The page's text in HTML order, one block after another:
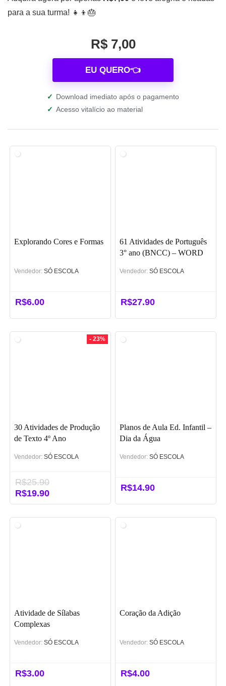
para a sua turma! 👧👦🎂
R$ 7,00
EU QUERO👈
✓ Download imediato após o pagamento
✓ Acesso vitalício ao material
Explorando Cores e Formas
Vendedor: SÓ ESCOLA
R$6.00
61 Atividades de Português
3° ano (BNCC) – WORD
Vendedor: SÓ ESCOLA
R$27.90
- 23%
30 Atividades de Produção
de Texto 4º Ano
Vendedor: SÓ ESCOLA
R$25.90
O
preço
R$19.90O
preço
Planos de Aula Ed. Infantil –
Dia da Água
Vendedor: SÓ ESCOLA
R$14.90
Atividade de Sílabas
Complexas
Vendedor: SÓ ESCOLA
R$3.00
Coração da Adição
Vendedor: SÓ ESCOLA
R$4.00